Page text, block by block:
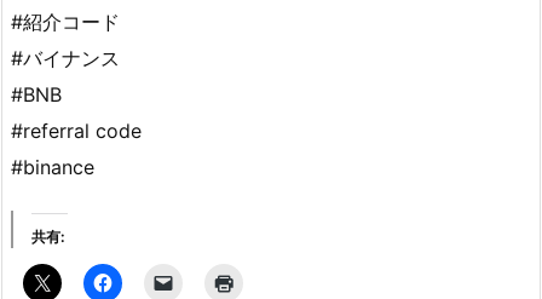
#紹介コード
#バイナンス
#BNB
#referral code
#binance
共有: